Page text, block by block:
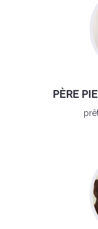
PÈRE